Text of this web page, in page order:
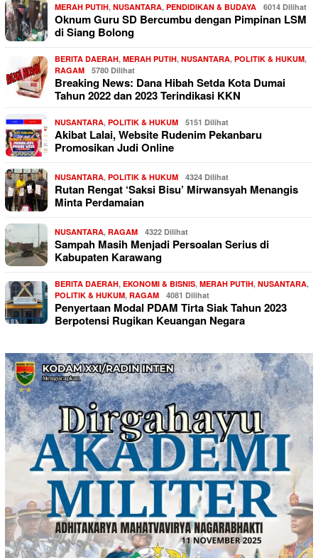
MERAH PUTIH, NUSANTARA, PENDIDIKAN & BUDAYA 6014 Dilihat
Oknum Guru SD Bercumbu dengan Pimpinan LSM
di Siang Bolong
BERITA DAERAH, MERAH PUTIH, NUSANTARA, POLITIK & HUKUM,
RAGAM
5780 Dilihat
Breaking News: Dana Hibah Setda Kota Dumai
Tahun 2022 dan 2023 Terindikasi KKN
NUSANTARA, POLITIK & HUKUM 5151 Dilihat
Akibat Lalai, Website Rudenim Pekanbaru
Promosikan Judi Online
NUSANTARA, POLITIK & HUKUM 4324 Dilihat
Rutan Rengat ‘Saksi Bisu’ Mirwansyah Menangis
Minta Perdamaian
NUSANTARA, RAGAM 4322 Dilihat
Sampah Masih Menjadi Persoalan Serius di
Kabupaten Karawang
BERITA DAERAH, EKONOMI & BISNIS, MERAH PUTIH, NUSANTARA,
POLITIK & HUKUM, RAGAM 4081 Dilihat
Penyertaan Modal PDAM Tirta Siak Tahun 2023
Berpotensi Rugikan Keuangan Negara